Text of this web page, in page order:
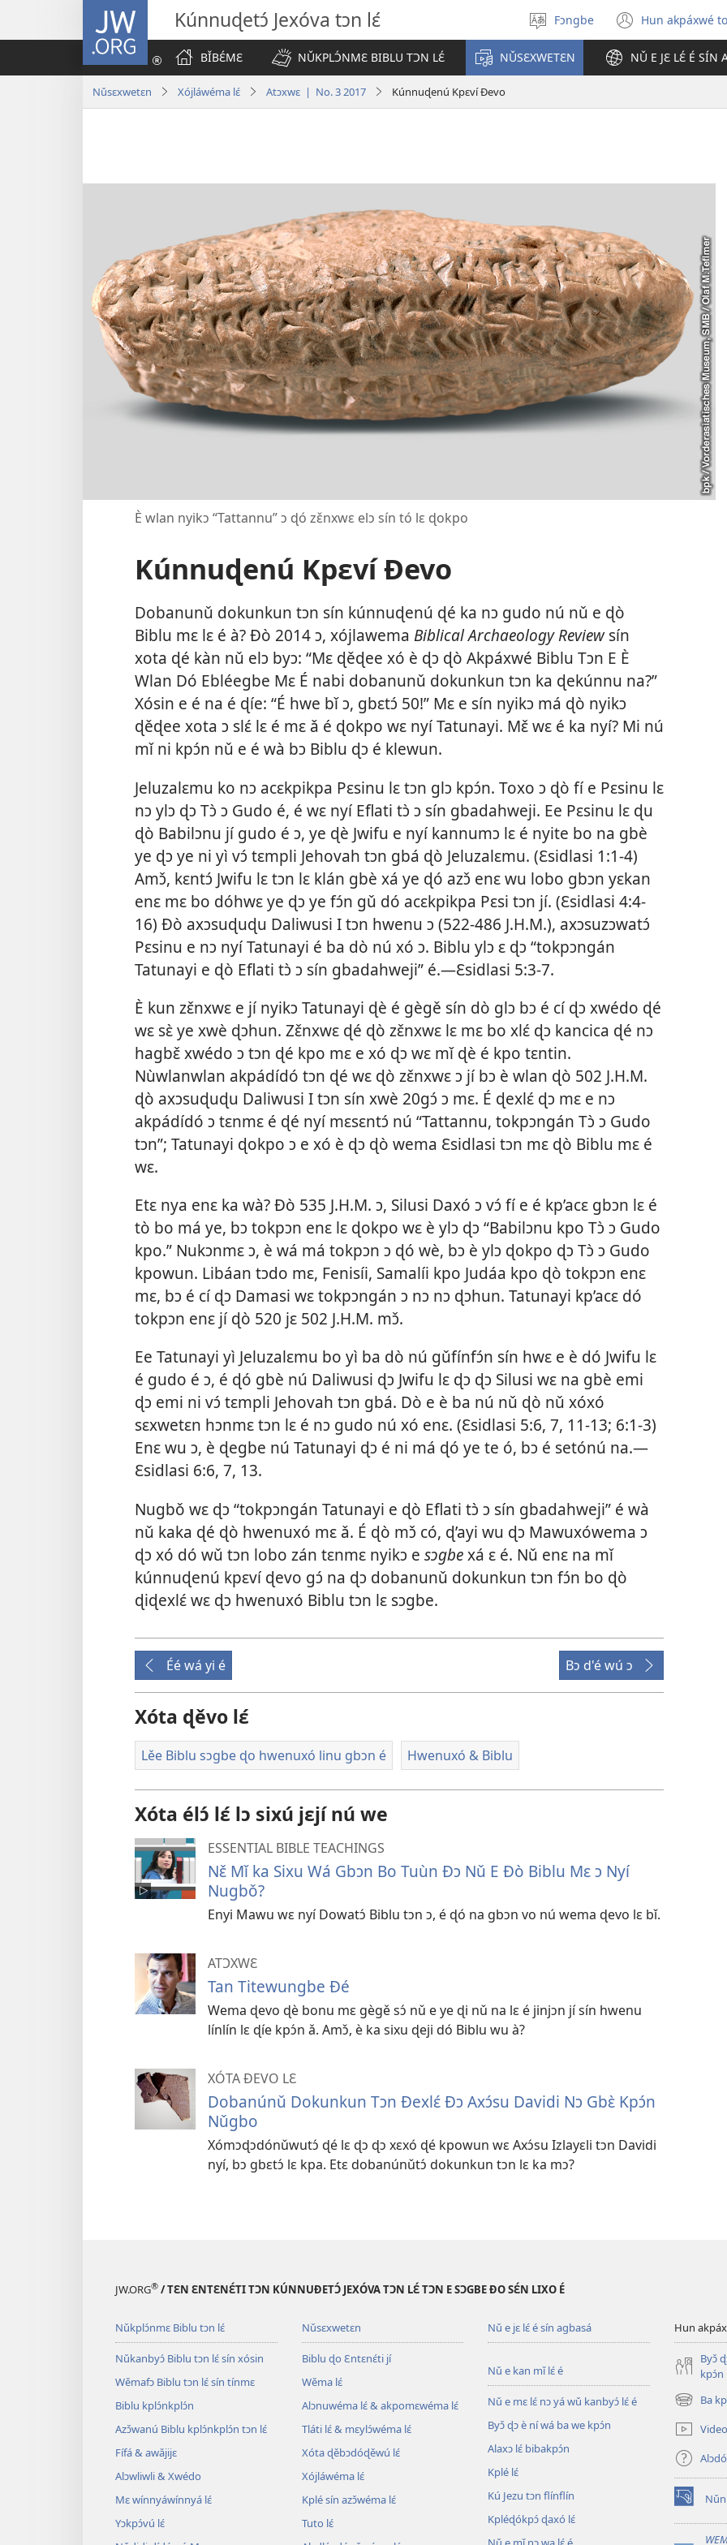
JW.ORG Kúnnuɖetɔ́ Jexóva tɔn lɛ́
Sɔ́
gbe
ɖokpó
Fɔngbe Hun akpáxwé
(opens
new
window)
BǏBƐ́MƐ
NǓKPLƆ́NMƐ BIBLU TƆN LƐ́ NǓSƐXWETƐN NǓ E JƐ LƐ́ É SÍN
Nǔsɛxwetɛn Xójláwéma lɛ́ Atɔxwɛ | No. 3 2017 Kúnnuɖenú Kpɛví Ðevo
È wlan nyikɔ “Tattannu” ɔ ɖó zɛ̌nxwɛ elɔ sín tó lɛ ɖokpo
Kúnnuɖenú Kpɛví Ðevo
Dobanunǔ dokunkun tɔn sín kúnnuɖenú ɖé ka nɔ gudo nú nǔ e ɖò
Biblu mɛ lɛ é à? Ðò 2014 ɔ, xójlawema Biblical Archaeology Reviewsín
xota ɖé kàn nǔ elɔ byɔ: “Mɛ ɖěɖee xó è ɖɔ ɖò Akpáxwé Biblu Tɔn E È
Wlan Dó Ebléegbe Mɛ É nabi dobanunǔ dokunkun tɔn ka ɖekúnnu na?”
Xósin e é na é ɖíe: “É hwe bǐ ɔ, gbɛtɔ́ 50!” Mɛ e sín nyikɔ má ɖò nyikɔ
ɖěɖee xota ɔ slɛ́ lɛ é mɛ ǎ é ɖokpo wɛ nyí Tatunayi. Mɛ̌ wɛ é ka nyí? Mi nú
mǐ ni kpɔ́n nǔ e é wà bɔ Biblu ɖɔ é klewun.
Jeluzalɛmu ko nɔ acɛkpikpa Pɛsinu lɛ tɔn glɔ kpɔ́n. Toxo ɔ ɖò fí e Pɛsinu lɛ
nɔ ylɔ ɖɔ Tɔ̀ ɔ Gudo é, é wɛ nyí Eflati tɔ̀ ɔ sín gbadahweji. Ee Pɛsinu lɛ ɖu
ɖò Babilɔnu jí gudo é ɔ, ye ɖè Jwifu e nyí kannumɔ lɛ é nyite bo na gbè
ye ɖɔ ye ni yì vɔ́ tɛmpli Jehovah tɔn gbá ɖò Jeluzalɛmu. (Ɛsidlasi 1:1-4)
Amɔ̌, kɛntɔ́ Jwifu lɛ tɔn lɛ klán gbè xá ye ɖó azɔ̌ enɛ wu lobo gbɔn yɛkan
enɛ mɛ bo dóhwɛ ye ɖɔ ye fɔ́n gǔ dó acɛkpikpa Pɛsi tɔn jí. (Ɛsidlasi 4:4-
16) Ðò axɔsuɖuɖu Daliwusi I tɔn hwenu ɔ (522-486 J.H.M.), axɔsuzɔwatɔ́
Pɛsinu e nɔ nyí Tatunayi é ba dò nú xó ɔ. Biblu ylɔ ɛ ɖɔ “tokpɔngán
Tatunayi e ɖò Eflati tɔ̀ ɔ sín gbadahweji” é.​—Ɛsidlasi 5:3-7.
È kun zɛ̌nxwɛ e jí nyikɔ Tatunayi ɖè é gègě sín dò glɔ bɔ é cí ɖɔ xwédo ɖé
wɛ sɛ̀ ye xwè ɖɔhun. Zɛ̌nxwɛ ɖé ɖò zɛ̌nxwɛ lɛ mɛ bo xlɛ́ ɖɔ kancica ɖé nɔ
hagbɛ̌ xwédo ɔ tɔn ɖé kpo mɛ e xó ɖɔ wɛ mǐ ɖè é kpo tɛntin.
Nùwlanwlan akpádídó tɔn ɖé wɛ ɖò zɛ̌nxwɛ ɔ jí bɔ è wlan ɖò 502 J.H.M.
ɖò axɔsuɖuɖu Daliwusi I tɔn sín xwè 20gɔ́ ɔ mɛ. É ɖexlɛ́ ɖɔ mɛ e nɔ
akpádídó ɔ tɛnmɛ é ɖé nyí mɛsɛntɔ́ nú “Tattannu, tokpɔngán Tɔ̀ ɔ Gudo
tɔn”; Tatunayi ɖokpo ɔ e xó è ɖɔ ɖò wema Ɛsidlasi tɔn mɛ ɖò Biblu mɛ é
wɛ.
Etɛ nya enɛ ka wà? Ðò 535 J.H.M. ɔ, Silusi Daxó ɔ vɔ́ fí e é kp’acɛ gbɔn lɛ é
tò bo má ye, bɔ tokpɔn enɛ lɛ ɖokpo wɛ è ylɔ ɖɔ “Babilɔnu kpo Tɔ̀ ɔ Gudo
kpo.” Nukɔnmɛ ɔ, è wá má tokpɔn ɔ ɖó wè, bɔ è ylɔ ɖokpo ɖɔ Tɔ̀ ɔ Gudo
kpowun. Libáan tɔdo mɛ, Fenisíi, Samalíi kpo Judáa kpo ɖò tokpɔn enɛ
mɛ, bɔ é cí ɖɔ Damasi wɛ tokpɔngán ɔ nɔ nɔ ɖɔhun. Tatunayi kp’acɛ dó
tokpɔn enɛ jí ɖò 520 jɛ 502 J.H.M. mɔ̌.
Ee Tatunayi yì Jeluzalɛmu bo yì ba dò nú gǔfínfɔ́n sín hwɛ e è dó Jwifu lɛ
é gudo é ɔ, é ɖó gbè nú Daliwusi ɖɔ Jwifu lɛ ɖɔ ɖɔ Silusi wɛ na gbè emi
ɖɔ emi ni vɔ́ tɛmpli Jehovah tɔn gbá. Dò e è ba nú nǔ ɖò nǔ xóxó
sɛxwetɛn hɔnmɛ tɔn lɛ é nɔ gudo nú xó enɛ. (Ɛsidlasi 5:6, 7, 11-13; 6:1-3)
Enɛ wu ɔ, è ɖegbe nú Tatunayi ɖɔ é ni má ɖó ye te ó, bɔ é setónú na.​—
Ɛsidlasi 6:6, 7, 13.
Nugbǒ wɛ ɖɔ “tokpɔngán Tatunayi e ɖò Eflati tɔ̀ ɔ sín gbadahweji” é wà
nǔ kaka ɖé ɖò hwenuxó mɛ ǎ. É ɖò mɔ̌ có, ɖ’ayi wu ɖɔ Mawuxówema ɔ
ɖɔ xó dó wǔ tɔn lobo zán tɛnmɛ nyikɔ e sɔgbexá ɛ é. Nǔ enɛ na mǐ
kúnnuɖenú kpɛví ɖevo gɔ́ na ɖɔ dobanunǔ dokunkun tɔn fɔ́n bo ɖò
ɖiɖexlɛ́ wɛ ɖɔ hwenuxó Biblu tɔn lɛ sɔgbe.
Éé wá yi é Bɔ d'é wú ɔ
Xóta ɖěvo lɛ́
Lěe Biblu sɔgbe ɖo hwenuxó linu gbɔn é Hwenuxó & Biblu
Xóta élɔ́ lɛ́ lɔ sixú jɛjí nú we
ESSENTIAL BIBLE TEACHINGS
Nɛ̌ Mǐ ka Sixu Wá Gbɔn Bo Tuùn Ðɔ Nǔ E Ðò Biblu Mɛ ɔ Nyí
Nugbǒ?
Enyi Mawu wɛ nyí Dowatɔ́ Biblu tɔn ɔ, é ɖó na gbɔn vo nú wema ɖevo lɛ bǐ.
ATƆXWƐ
Tan Titewungbe Ðé
Wema ɖevo ɖè bonu mɛ gègě sɔ́ nǔ e ye ɖi nǔ na lɛ é jinjɔn jí sín hwenu
línlín lɛ ɖíe kpɔ́n ǎ. Amɔ̌, è ka sixu ɖeji dó Biblu wu à?
XÓTA ÐEVO LƐ
Dobanúnǔ Dokunkun Tɔn Ðexlɛ́ Ðɔ Axɔ́su Davidi Nɔ Gbɛ̀ Kpɔ́n
Nǔgbo
Xómɔɖɔdónǔwutɔ́ ɖé lɛ ɖɔ ɖɔ xɛxó ɖé kpowun wɛ Axɔ́su Izlayɛli tɔn Davidi
nyí, bɔ gbɛtɔ́ lɛ kpa. Etɛ dobanúnǔtɔ́ dokunkun tɔn lɛ ka mɔ?
JW.ORG® / TƐN ƐNTƐNƐ́TI TƆN KÚNNUƉETƆ́ JEXÓVA TƆN LƐ́ TƆN E SƆGBE ƉO SƐ́N LIXO É
Nǔkplɔ́nmɛ Biblu tɔn lɛ́
Nǔkanbyɔ́ Biblu tɔn lɛ́ sín xósin
Wěmafɔ Biblu tɔn lɛ́ sín tínmɛ
Biblu kplɔ́nkplɔ́n
Azɔ̌wanú Biblu kplɔ́nkplɔ́n tɔn lɛ́
Fífá & awǎjijɛ
Alɔwliwli & Xwédo
Mɛ wínnyáwínnyá lɛ́
Yɔkpɔ́vú lɛ́
Nǔsɛxwetɛn
Biblu ɖo Ɛntɛnɛ́ti jí
Wěma lɛ́
Alɔnuwéma lɛ́ & akpomɛwéma lɛ́
Tláti lɛ́ & mɛylɔ́wéma lɛ́
Xóta ɖěbɔdóɖěwú lɛ́
Xójláwéma lɛ́
Kplé sín azɔ̌wéma lɛ́
Tuto lɛ́
Nǔ e jɛ lɛ́ é sín agbasá
Nǔ e kan mǐ lɛ́ é
Nǔ e mɛ lɛ́ nɔ yá wǔ kanbyɔ́ lɛ́ é
Byɔ̌ ɖɔ è ní wá ba we kpɔ́n
Alaxɔ lɛ́ bibakpɔ́n
Kplé lɛ́
Kú Jezu tɔn flínflín
Kpléɖókpɔ́ ɖaxó lɛ́
Hun
Byɔ̌
kpɔ́n
Ba
(opens
new
window)
Alɔdó
(opens
new
window)